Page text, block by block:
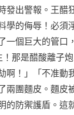
發出警報。王醋
學的侮辱！必須
一個巨大的管口
那是醋酸離子
啊！」「不准動
兩團麵皮。麵皮
的防禦護盾。這